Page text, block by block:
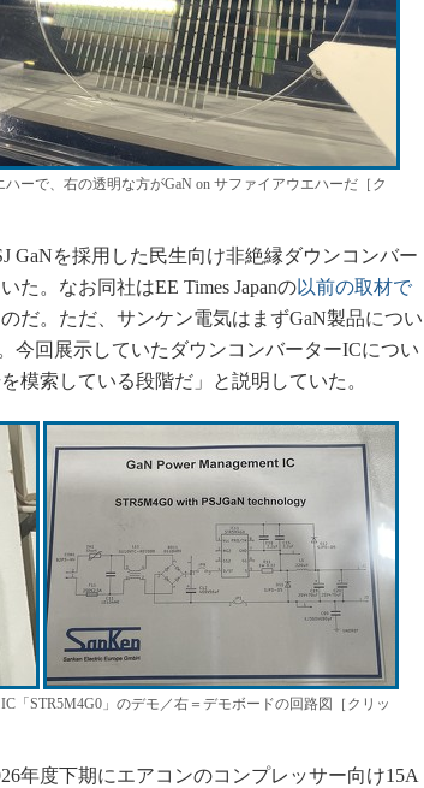
ーで、右の透明な方がGaN on サファイアウエハーだ［ク
GaNを採用した民生向け非絶縁ダウンコンバー
た。なお同社はEE Times Japanの以前の取材で
だ。ただ、サンケン電気はまずGaN製品につい
今回展示していたダウンコンバーターICについ
模索している段階だ」と説明していた。
「STR5M4G0」のデモ／右＝デモボードの回路図［クリッ
年度下期にエアコンのコンプレッサー向け15A